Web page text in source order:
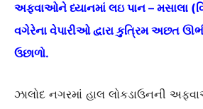
અફવાઓને ધ્યાનમાં લઇ પાન – મસાલા
વગેરેના વેપારીઓ દ્વારા કુત્રિમ અછત
ઉછાળો.
ઝાલોદ નગરમાં હાલ લોકડાઉનની